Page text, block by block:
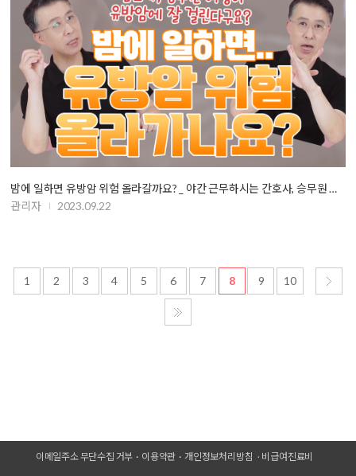
밤에 일하면 유방암 위험 올라갈까요? _ 야간 근무하시는 간호사, 승무원 분…
관리자
2023.09.22
1 2 3 4 5 6 7 8 9 10
이메일주소 무단수집 거부 이용약관 개인정보처리방침 비급여진료비